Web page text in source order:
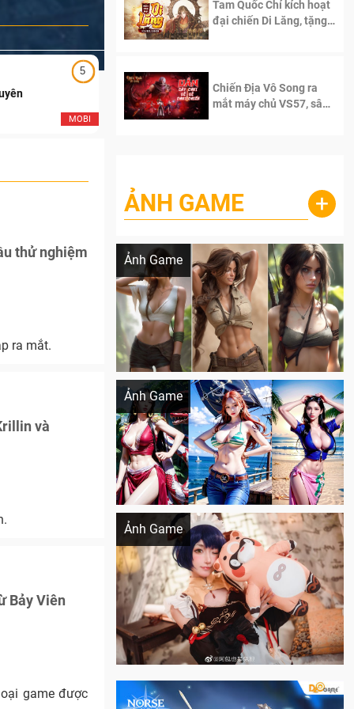
5
MOBI
Ngạo Thiên Mobile
thử nghiệm
ra mắt.
và
Bảy Viên
game được
Tam Quốc Chí kích hoạt
đại chiến Di Lăng, tặng
Chiến Địa Vô Song ra
mắt máy chủ VS57, sân
ẢNH GAME +
Ảnh Game
Lala Croft vừa nóng vừa xinh dưới nét vẽ
Ảnh Game
Khi AI Cosplay gái đẹp One Piece
Ảnh Game
Cosplay Xiangling siêu cute